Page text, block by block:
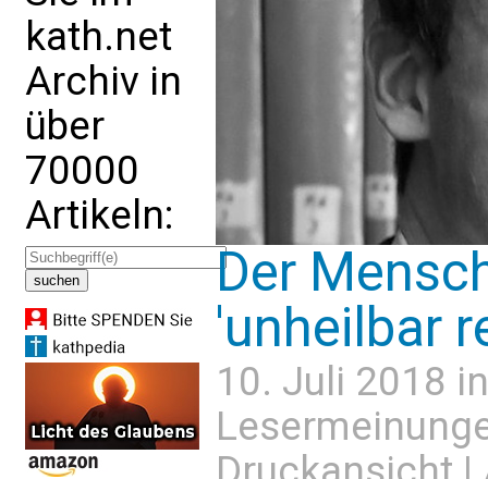
kath.net
Archiv in
über
70000
Artikeln:
Der
'unheilbar
10. Juli 2018